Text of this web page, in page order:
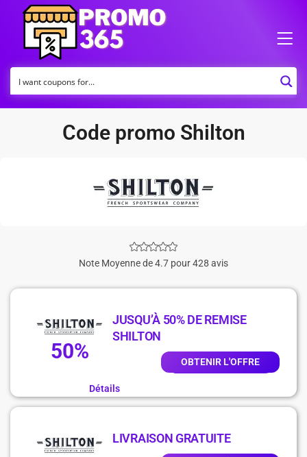
Code promo Shilton
Note Moyenne de 4.7 pour 428 avis
50%
JUSQU’À 50% DE REMISE
SHILTON
OBTENIR L'OFFRE
Détails
LIVRAISON GRATUITE